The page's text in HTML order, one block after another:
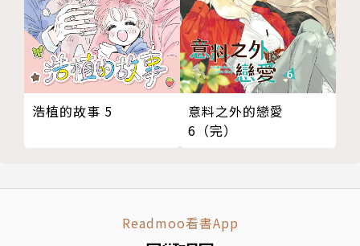
浩植的故事 5
意料之外的戀愛
6（完）
Readmoo看書App